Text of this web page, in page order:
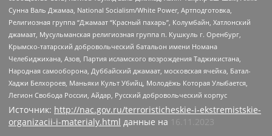
Сунна Валь Джамаа, National Socialism/White Power, Артподготовка,
Религиозная группа “Джамаат “Красный пахарь”, Колумбайн, Хатлонский
джамаат, Мусульманская религиозная группа п. Кушкуль г. Оренбург,
Крымско-татарский добровольческий батальон имени Номана
Челебиджихана, Азов, Партия исламского возрождения Таджикистана,
Народная самооборона, Дуббайский джамаат, московская ячейка, Батал-
Хаджи Белхороев, Маньяки Культ Убийц, Молодёжь Которая Улыбается,
Легион Свобода России, Айдар, Русский добровольческий корпус
Источник: http://nac.gov.ru/terroristicheskie-i-ekstremistskie-
organizacii-i-materialy.html данные на
16.11.2023